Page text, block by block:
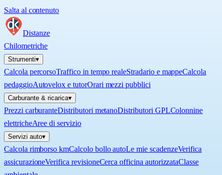
Salta al contenuto
Distanze
Chilometriche
Strumenti▾
Calcola percorsoTraffico in tempo realeStradario e mappeCalcola
pedaggioAutovelox e tutorOrari mezzi pubblici
Carburante & ricarica▾
Prezzi carburanteDistributori metanoDistributori GPLColonnine
elettricheAree di servizio
Servizi auto▾
Calcola rimborso kmCalcolo bollo autoLe mie scadenzeVerifica
assicurazioneVerifica revisioneCerca officina autorizzataClasse